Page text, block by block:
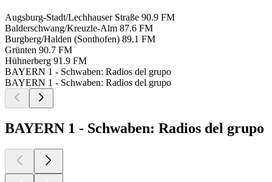
Augsburg-Stadt/Lechhauser Straße 90.9 FM
Balderschwang/Kreuzle-Alm 87.6 FM
Burgberg/Halden (Sonthofen) 89.1 FM
Grünten 90.7 FM
Hühnerberg 91.9 FM
BAYERN 1 - Schwaben: Radios del grupo
BAYERN 1 - Schwaben: Radios del grupo
BAYERN 1 - Schwaben: Radios del grupo